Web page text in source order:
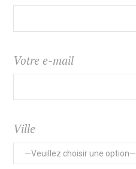
Votre e-mail
Ville